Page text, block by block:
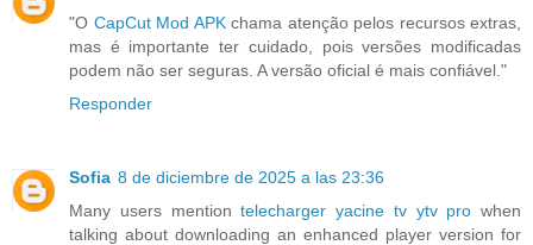
"O CapCut Mod APKchama atenção pelos recursos extras,
mas é importante ter cuidado, pois versões modificadas
podem não ser seguras. A versão oficial é mais confiável."
Responder
Sofia 8 de diciembre de 2025 a las 23:36
Many users mentiontelecharger yacine tv ytv pro when
talking about downloading an enhanced player version for